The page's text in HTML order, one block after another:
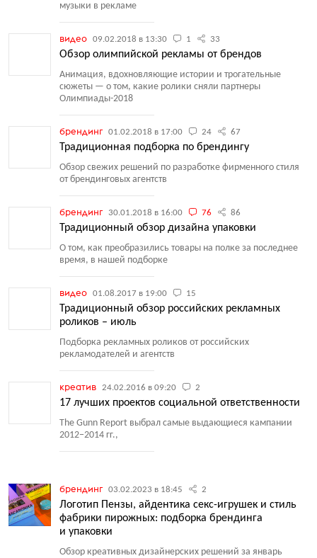
музыки в рекламе
видео 09.02.2018 в 13:30 1 33
Обзор олимпийской рекламы от брендов
Анимация, вдохновляющие истории и трогательные
сюжеты — о том, какие ролики сняли партнеры
Олимпиады-2018
брендинг 01.02.2018 в 17:00 24 67
Традиционная подборка по брендингу
Обзор свежих решений по разработке фирменного стиля
от брендинговых агентств
брендинг 30.01.2018 в 16:00 76 86
Традиционный обзор дизайна упаковки
О том, как преобразились товары на полке за последнее
время, в нашей подборке
видео 01.08.2017 в 19:00 15
Традиционный обзор российских рекламных
роликов – июль
Подборка рекламных роликов от российских
рекламодателей и агентств
креатив 24.02.2016 в 09:20 2
17 лучших проектов социальной ответственности
The Gunn Report выбрал самые выдающиеся кампании
2012−2014 гг.,
брендинг 03.02.2023 в 18:45 2
Логотип Пензы, айдентика секс-игрушек и стиль
фабрики пирожных: подборка брендинга
и упаковки
Обзор креативных дизайнерских решений за январь